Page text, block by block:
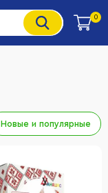
0
Новые и популярные